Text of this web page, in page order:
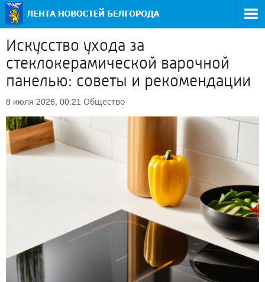
Искусство ухода за
стеклокерамической варочной
панелью: советы и рекомендации
8 июля 2026, 00:21 Общество